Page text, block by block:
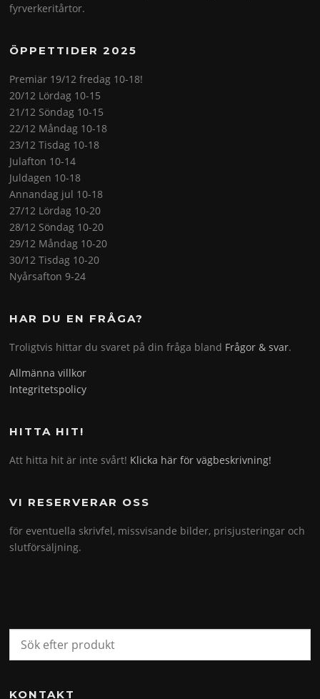
fyrverkeritårtor.
ÖPPETTIDER 2025
Premiär 19/12 fredag 10-18!
20/12 Lördag 10-15
21/12 Söndag 10-15
22/12 Måndag 10-18
23/12 Tisdag 10-18
Julafton 10-14
Juldagen 10-18
Annandag jul 10-18
27/12 Lördag 10-20
28/12 Söndag 10-20
29/12 Måndag 10-20
30/12 Tisdag 10-20
Nyårsafton 9-24
HAR DU EN FRÅGA?
Troligtvis hittar du svaret på din fråga bland Frågor & svar.
Allmänna villkor
Integritetspolicy
HITTA HIT!
Att hitta hit är inte svårt! Klicka här för vägbeskrivning!
VI RESERVERAR OSS
för eventuella skrivfel, missvisande bilder, prisjusteringar och
slutförsäljning.
KONTAKT